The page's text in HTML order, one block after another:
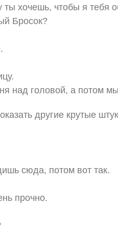
ты хочешь, чтобы я тебя
Бросок?
над головой, а потом
другие крутые
сюда, потом вот так.
прочно.